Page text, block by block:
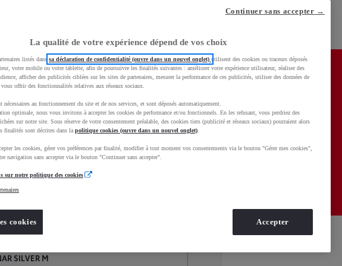
Services Concession
Occasions
SILVER M
La qualité de votre expérience dépend de vos choix
listés dans sa déclaration de confidentialité (ouvre dans un nouvel onglet) utilisent des cookies ou traceurs déposés
votre mobile ou votre tablette, afin de poursuivre les finalités suivantes : améliorer votre expérience utilisateur, réaliser des
afficher des publicités ciblées sur les sites de partenaires, mesurer la performance de ces publicités, utiliser des données de
offrir des fonctionnalités relatives aux réseaux sociaux.
nécessaires au fonctionnement du site et de nos services, et sont déposés automatiquement.
optimale, nous vous invitons à accepter les cookies de performance et/ou fonctionnels. En les refusant, vous perdriez des
sur notre site. Sous réserve de votre consentement préalable, des cookies tiers (publicité et réseaux sociaux) pourraient alors
finalités sont décrites dans la politique cookies (ouvre dans un nouvel onglet)
les cookies, gérer vos préférences par finalité, modifier à tout moment vos consentements via le bouton "Gérer mes cookies",
navigation sans accepter via le bouton "Continuer sans accepter".
sur notre politique des cookies
cookies
Continuer sans accepter →
Accepter